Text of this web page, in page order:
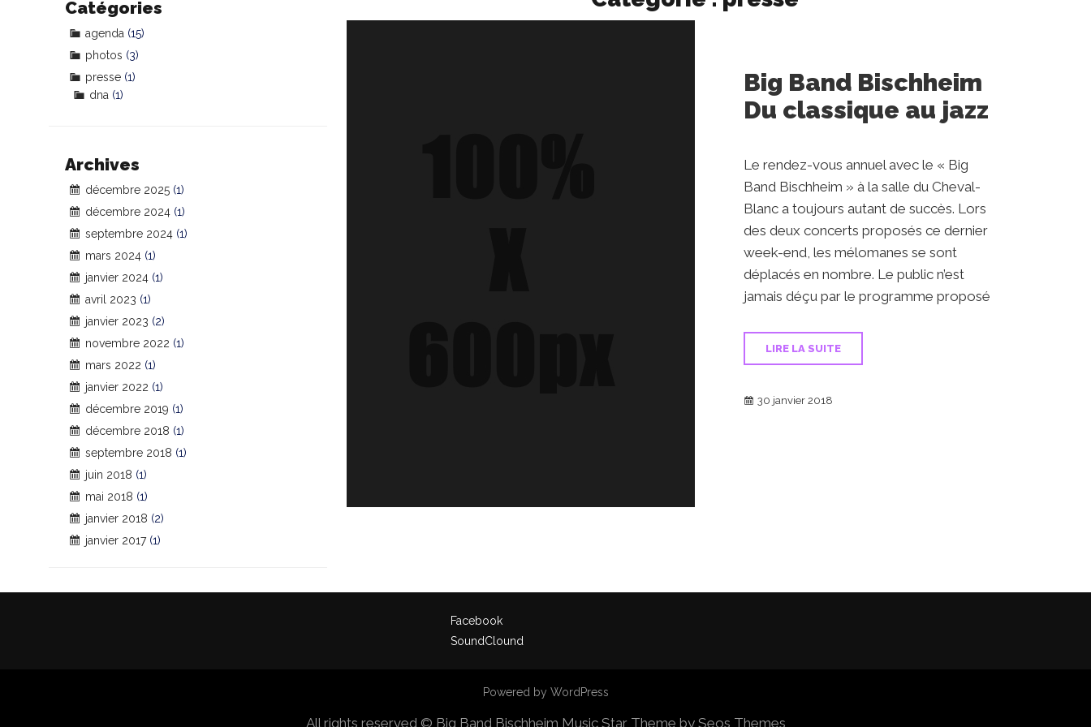
Big Band Bischheim
Du classique au jazz
Le rendez-vous annuel avec le « Big
Band Bischheim » à la salle du Cheval-
Blanc a toujours autant de succès. Lors
des deux concerts proposés ce dernier
week-end, les mélomanes se sont
déplacés en nombre. Le public n’est
jamais déçu par le programme proposé
LIRE LA SUITE
30 janvier 2018
Catégories
agenda (15)
photos (3)
presse (1)
dna (1)
Archives
décembre 2025 (1)
décembre 2024 (1)
septembre 2024 (1)
mars 2024 (1)
janvier 2024 (1)
avril 2023 (1)
janvier 2023 (2)
novembre 2022 (1)
mars 2022 (1)
janvier 2022 (1)
décembre 2019 (1)
décembre 2018 (1)
septembre 2018 (1)
juin 2018 (1)
mai 2018 (1)
janvier 2018 (2)
janvier 2017(1)
Facebook
SoundClound
Powered by WordPress
All rights reserved © Big Band Bischheim Music Star Theme by Seos Themes